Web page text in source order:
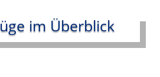
im Überblick